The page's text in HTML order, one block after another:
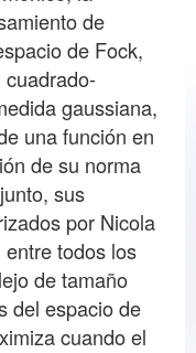
de
de Fock,
gaussiana,
una función en
de su norma
sus
por Nicola
todos los
de tamaño
del espacio de
cuando el